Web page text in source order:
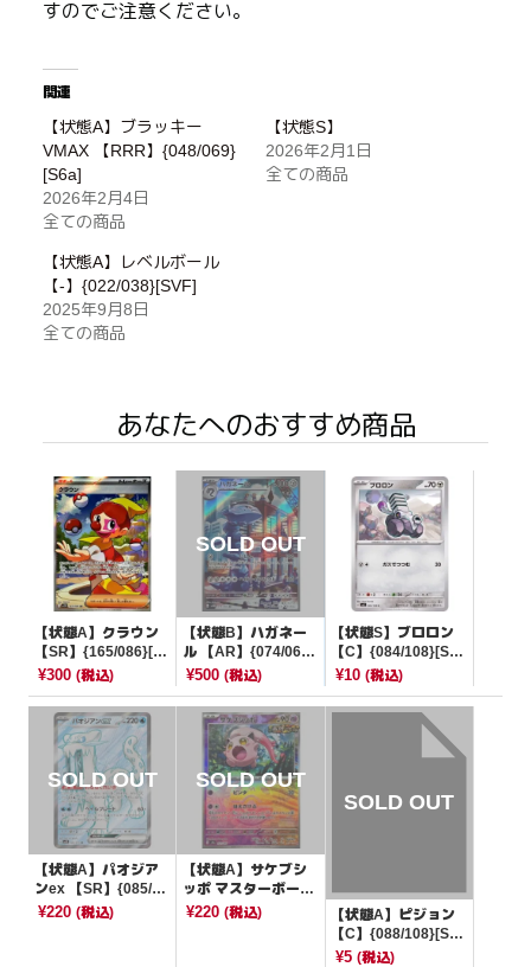
すのでご注意ください。
関連
【状態A】ブラッキー
VMAX 【RRR】{048/069}
[S6a]
2026年2月4日
全ての商品
【状態S】
2026年2月1日
全ての商品
【状態A】レベルボール
【-】{022/038}[SVF]
2025年9月8日
全ての商品
あなたへのおすすめ商品
【状態A】クラウン
【SR】{165/086}[S
V11W]
¥300 (税込)
【状態B】ハガネー
ル 【AR】{074/066}
[SV4M]
¥500(税込)
【状態S】ブロロン
【C】{084/108}[SV
3]
¥10 (税込)
【状態A】パオジア
ンex 【SR】{085/07
1}[SV2P]
¥220 (税込)
【状態A】サケブシ
ッポ マスターボール
ミラー【-】{071/18
¥220(税込)
【状態A】ピジョン
【C】{088/108}[SV
3]
¥5 (税込)